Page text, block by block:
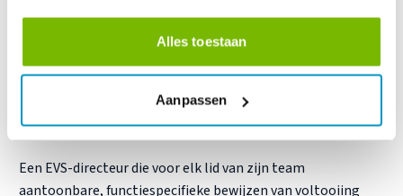
Alles toestaan
Aanpassen
dat de opleiding eenmalig heeft plaatsgevonden, maar ook
dat deze correct is uitgevoerd, de juiste onderwerpen heeft
behandeld en dat er een verslag van is opgesteld.
CMS, audits op het gebied van infectiebeheersing — ze
vereisen allemaal bewijs, geen loze beloften.
Een EVS-directeur die voor elk lid van zijn team
aantoonbare, functiespecifieke bewijzen van voltooiing